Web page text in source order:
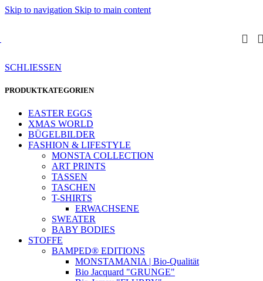
Skip to navigation Skip to main content
SCHLIESSEN
PRODUKTKATEGORIEN
EASTER EGGS
XMAS WORLD
BÜGELBILDER
FASHION & LIFESTYLE
MONSTA COLLECTION
ART PRINTS
TASSEN
TASCHEN
T-SHIRTS
ERWACHSENE
SWEATER
BABY BODIES
STOFFE
BAMPED® EDITIONS
MONSTAMANIA | Bio-Qualität
Bio Jacquard "GRUNGE"